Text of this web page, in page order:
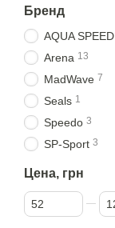
Бренд
AQUA SPEED
Arena 13
MadWave 7
Seals 1
Speedo 3
SP-Sport 3
Цена, грн
От Цена, грн
До Цена, грн